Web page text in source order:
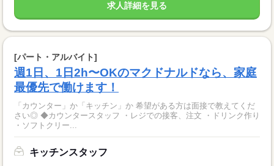
求人詳細を見る
[パート・アルバイト]
週1日、1日2h〜OKのマクドナルドなら、家庭
最優先で働けます！
「カウンター」か「キッチン」か 希望がある方は面接で教えてくだ
さい◎ ◆カウンタースタッフ ・レジでの接客、注文 ・ドリンク作り
・ソフトクリー...
キッチンスタッフ